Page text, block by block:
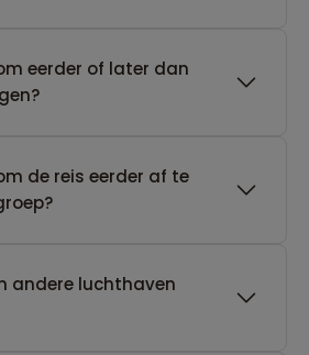
eerder of later dan
de reis eerder af te
andere luchthaven